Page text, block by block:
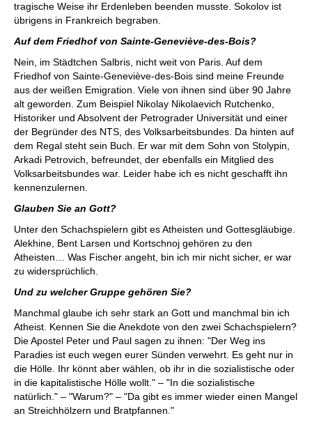
tragische Weise ihr Erdenleben beenden musste. Sokolov ist
übrigens in Frankreich begraben.
Auf dem Friedhof von Sainte-Geneviève-des-Bois?
Nein, im Städtchen Salbris, nicht weit von Paris. Auf dem
Friedhof von Sainte-Geneviève-des-Bois sind meine Freunde
aus der weißen Emigration. Viele von ihnen sind über 90 Jahre
alt geworden. Zum Beispiel Nikolay Nikolaevich Rutchenko,
Historiker und Absolvent der Petrograder Universität und einer
der Begründer des NTS, des Volksarbeitsbundes. Da hinten auf
dem Regal steht sein Buch. Er war mit dem Sohn von Stolypin,
Arkadi Petrovich, befreundet, der ebenfalls ein Mitglied des
Volksarbeitsbundes war. Leider habe ich es nicht geschafft ihn
kennenzulernen.
Glauben Sie an Gott?
Unter den Schachspielern gibt es Atheisten und Gottesgläubige.
Alekhine, Bent Larsen und Kortschnoj gehören zu den
Atheisten… Was Fischer angeht, bin ich mir nicht sicher, er war
zu widersprüchlich.
Und zu welcher Gruppe gehören Sie?
Manchmal glaube ich sehr stark an Gott und manchmal bin ich
Atheist. Kennen Sie die Anekdote von den zwei Schachspielern?
Die Apostel Peter und Paul sagen zu ihnen: "Der Weg ins
Paradies ist euch wegen eurer Sünden verwehrt. Es geht nur in
die Hölle. Ihr könnt aber wählen, ob ihr in die sozialistische oder
in die kapitalistische Hölle wollt." – "In die sozialistische
natürlich." – "Warum?" – "Da gibt es immer wieder einen Mangel
an Streichhölzern und Bratpfannen."